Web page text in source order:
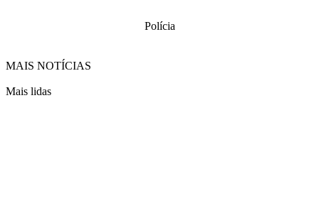
Polícia
MAIS NOTÍCIAS
Mais lidas